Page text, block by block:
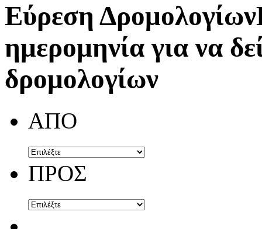
Εύρεση Δρομολογίων
ημερομηνία για να
δρομολογίων
ΑΠΟ
ΠΡΟΣ